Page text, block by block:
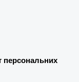
персональних